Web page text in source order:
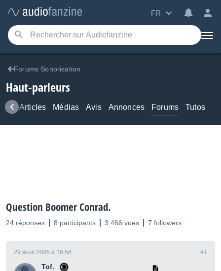
FR
Forums Sonorisation
Haut-parleurs
Articles Médias Avis Annonces Forums Tutos
Question Boomer Conrad.
24 réponses 8 participants 3 466 vues 7 followers
Tof.
29 Aout 2005 à 16:56 #1